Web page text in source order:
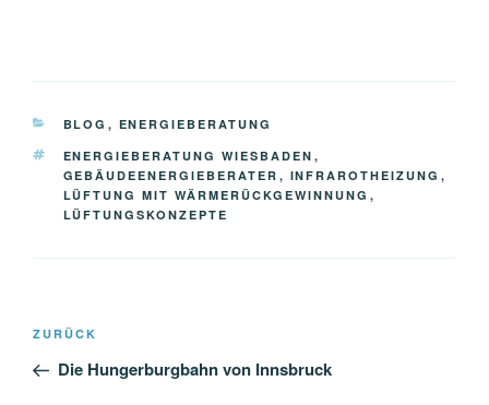
KATEGORIEN
BLOG , ENERGIEBERATUNG
SCHLAGWÖRTER
ENERGIEBERATUNG WIESBADEN ,
GEBÄUDEENERGIEBERATER , INFRAROTHEIZUNG ,
LÜFTUNG MIT WÄRMERÜCKGEWINNUNG ,
LÜFTUNGSKONZEPTE
Beitragsnavigation
Vorheriger
Beitrag
ZURÜCK
Die Hungerburgbahn von Innsbruck